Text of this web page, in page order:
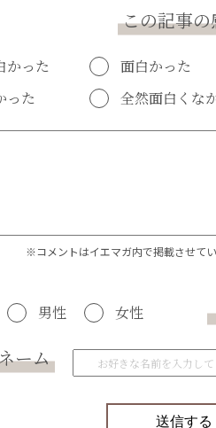
この記事の
かった 面白かった
った
全然面白くな
※コメントはイエマガ内で掲載させてい
男性 女性
ーム